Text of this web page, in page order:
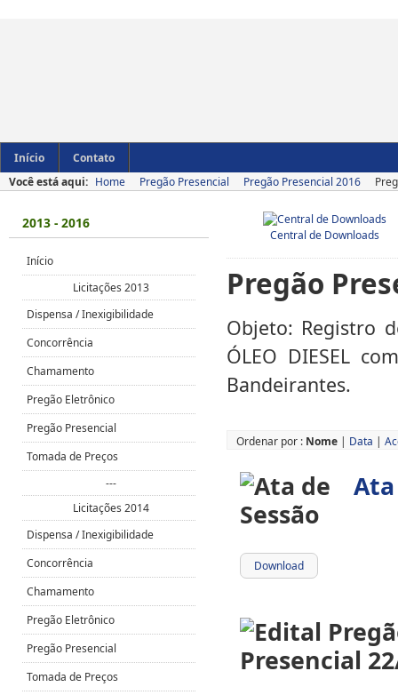
Início
Contato
Você está aqui: Home Pregão Presencial Pregão Presencial 2016
Central de Downloads
Pregão
Objeto: Registro
ÓLEO DIESEL
Bandeirantes.
Ordenar por : Nome | Data |
Ata
Download
2013 - 2016
Início
Licitações 2013
Dispensa / Inexigibilidade
Concorrência
Chamamento
Pregão Eletrônico
Pregão Presencial
Tomada de Preços
---
Licitações 2014
Dispensa / Inexigibilidade
Concorrência
Chamamento
Pregão Eletrônico
Pregão Presencial
Tomada de Preços